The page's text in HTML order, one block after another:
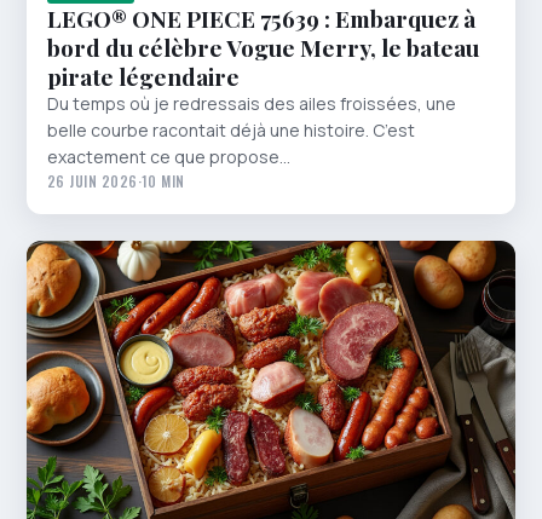
LEGO® ONE PIECE 75639 : Embarquez à
bord du célèbre Vogue Merry, le bateau
pirate légendaire
Du temps où je redressais des ailes froissées, une
belle courbe racontait déjà une histoire. C’est
exactement ce que propose…
26 JUIN 2026·10 MIN